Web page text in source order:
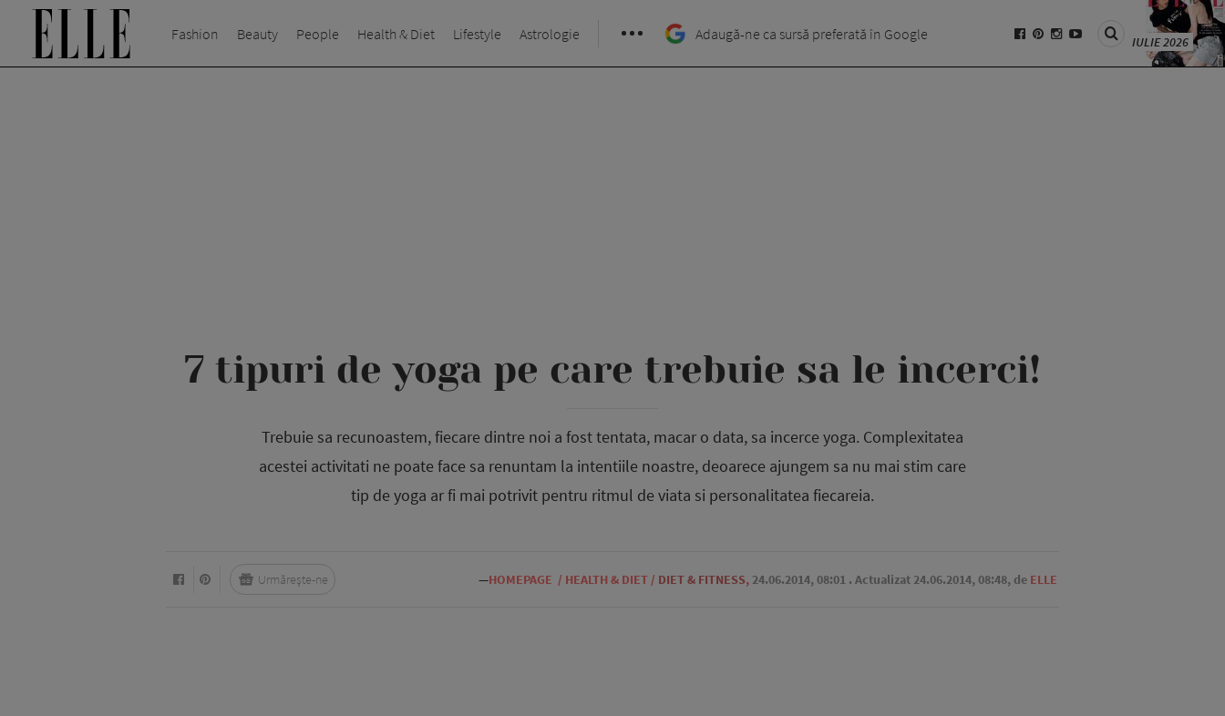
Fashion Beauty People Health & Diet Lifestyle Astrologie Adaugă-ne ca sursă preferată în Google IULIE 2026
7 tipuri de yoga pe care trebuie sa le incerci!
Trebuie sa recunoastem, fiecare dintre noi a fost tentata, macar o data, sa incerce yoga. Complexitatea
acestei activitati ne poate face sa renuntam la intentiile noastre, deoarece ajungem sa nu mai stim care
tip de yoga ar fi mai potrivit pentru ritmul de viata si personalitatea fiecareia.
—HOMEPAGE / HEALTH & DIET / DIET & FITNESS, 24.06.2014, 08:01 . Actualizat 24.06.2014, 08:48, de ELLE
Urmărește-ne